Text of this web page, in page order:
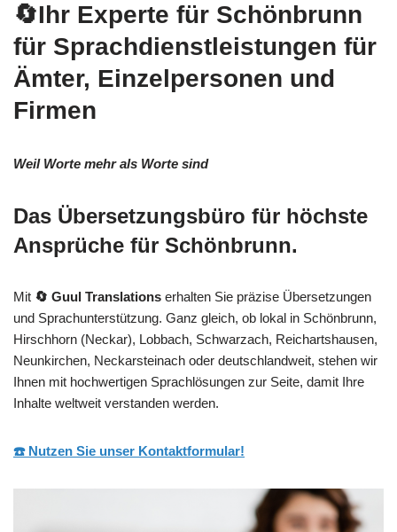
🔄Ihr Experte für Schönbrunn
für Sprachdienstleistungen für
Ämter, Einzelpersonen und
Firmen
Weil Worte mehr als Worte sind
Das Übersetzungsbüro für höchste
Ansprüche für Schönbrunn.
Mit 🔄 Guul Translations erhalten Sie präzise Übersetzungen
und Sprachunterstützung. Ganz gleich, ob lokal in Schönbrunn,
Hirschhorn (Neckar), Lobbach, Schwarzach, Reichartshausen,
Neunkirchen, Neckarsteinach oder deutschlandweit, stehen wir
Ihnen mit hochwertigen Sprachlösungen zur Seite, damit Ihre
Inhalte weltweit verstanden werden.
☎️ Nutzen Sie unser Kontaktformular!